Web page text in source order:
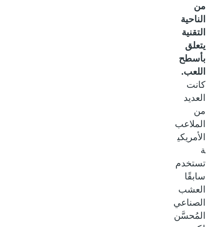
من
الناحية
التقنية
يتعلق
بأسطح
اللعب.
كانت
العديد
من
الملاعب
الأمريكي
تستخدم
سابقًا
العشب
الصناعي
المُحسَّن